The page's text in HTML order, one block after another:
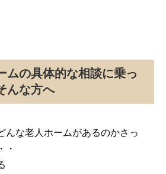
ムの具体的な相談に乗っ
んな方へ
んな老人ホームがあるのかさっ
・